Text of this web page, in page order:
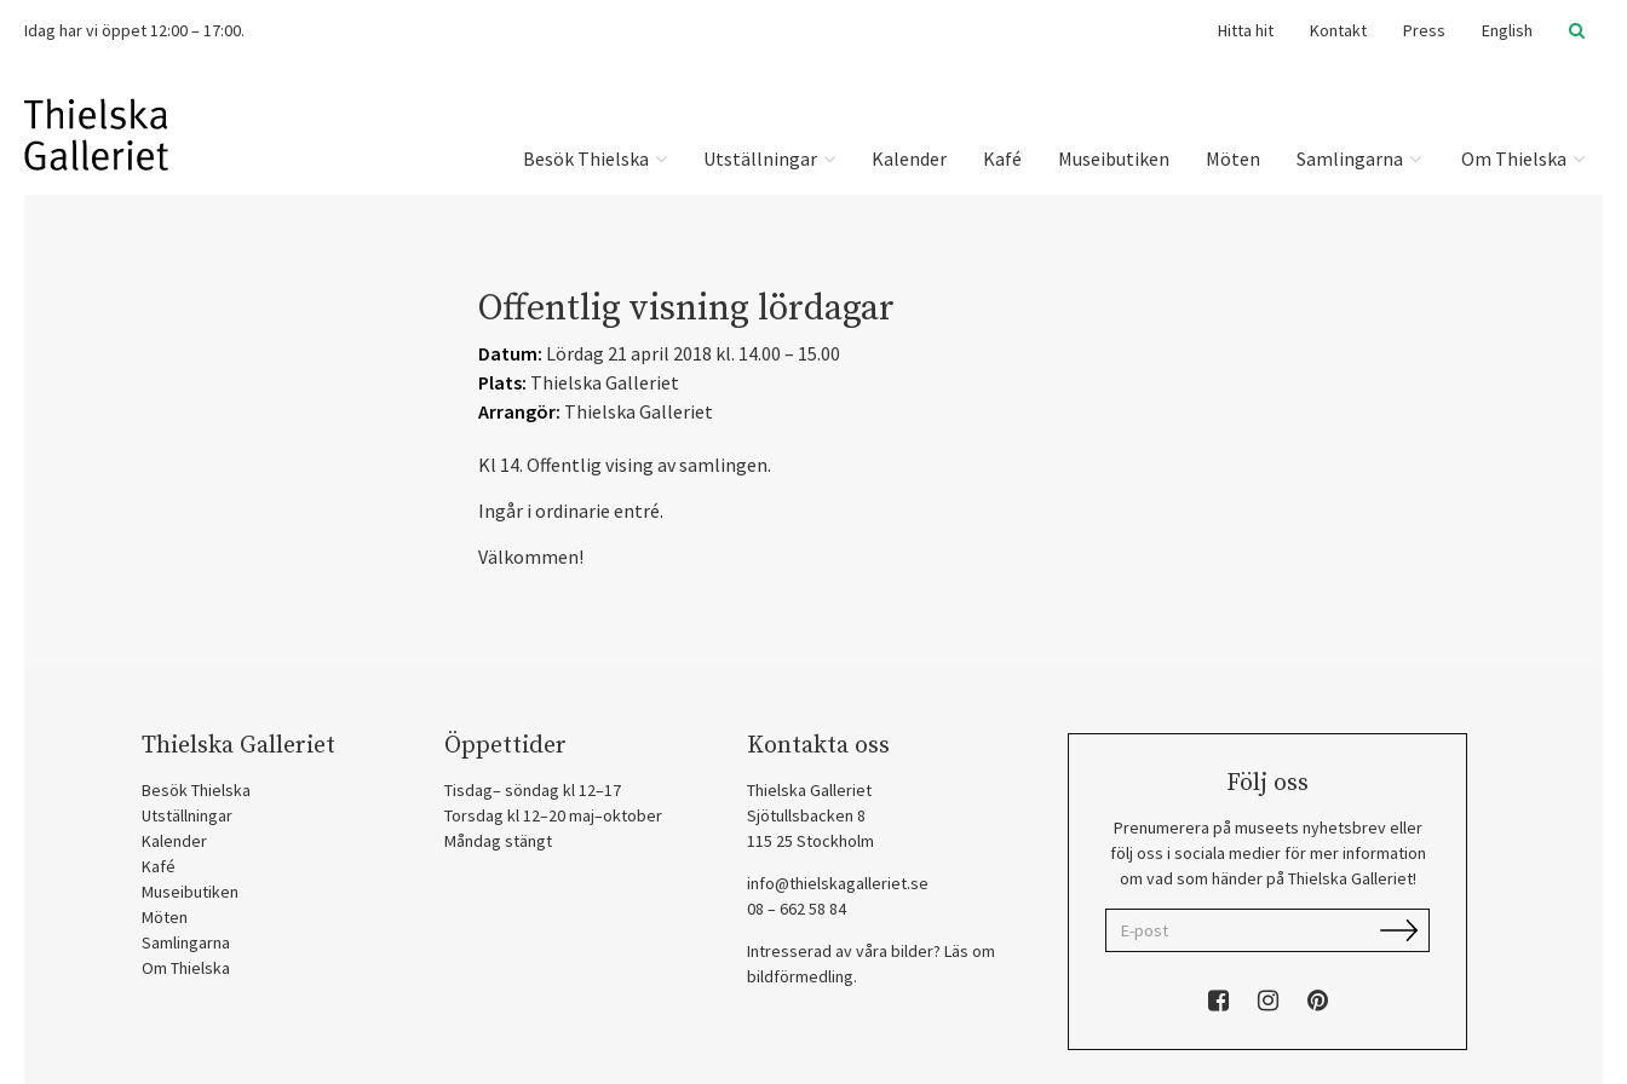
Idag har vi öppet 12:00 – 17:00. Hitta hit Kontakt Press English
Besök Thielska Utställningar Kalender Kafé Museibutiken Möten Samlingarna Om Thielska
Offentlig visning lördagar
Datum: Lördag 21 april 2018 kl. 14.00 – 15.00
Plats: Thielska Galleriet
Arrangör: Thielska Galleriet
Kl 14. Offentlig vising av samlingen.
Ingår i ordinarie entré.
Välkommen!
Thielska Galleriet
Besök Thielska
Utställningar
Kalender
Kafé
Museibutiken
Möten
Samlingarna
Om Thielska
Öppettider
Tisdag– söndag kl 12–17
Torsdag kl 12–20 maj–oktober
Måndag stängt
Kontakta oss
Thielska Galleriet
Sjötullsbacken 8
115 25 Stockholm
info@thielskagalleriet.se
08 – 662 58 84
Intresserad av våra bilder? Läs om
bildförmedling.
Följ oss
Prenumerera på museets nyhetsbrev eller
följ oss i sociala medier för mer information
om vad som händer på Thielska Galleriet!